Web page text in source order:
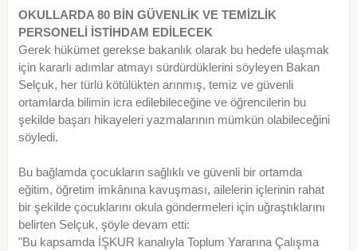
OKULLARDA 80 BİN GÜVENLİK VE TEMİZLİK
PERSONELİ İSTİHDAM EDİLECEK
Gerek hükümet gerekse bakanlık olarak bu hedefe ulaşmak
için kararlı adımlar atmayı sürdürdüklerini söyleyen Bakan
Selçuk, her türlü kötülükten arınmış, temiz ve güvenli
ortamlarda bilimin icra edilebileceğine ve öğrencilerin bu
şekilde başarı hikayeleri yazmalarının mümkün olabileceğini
söyledi.
Bu bağlamda çocukların sağlıklı ve güvenli bir ortamda
eğitim, öğretim imkânına kavuşması, ailelerin içlerinin rahat
bir şekilde çocuklarını okula göndermeleri için uğraştıklarını
belirten Selçuk, şöyle devam etti:
"Bu kapsamda İŞKUR kanalıyla Toplum Yararına Çalışma